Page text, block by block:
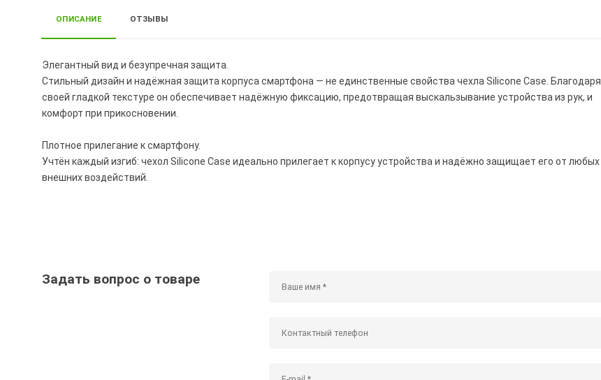
ОПИСАНИЕ ОТЗЫВЫ
Элегантный вид и безупречная защита.
Стильный дизайн и надёжная защита корпуса смартфона — не единственные свойства чехла Silicone Case. Благодаря
своей гладкой текстуре он обеспечивает надёжную фиксацию, предотвращая выскальзывание устройства из рук, и
комфорт при прикосновении.
Плотное прилегание к смартфону.
Учтён каждый изгиб: чехол Silicone Case идеально прилегает к корпусу устройства и надёжно защищает его от любых
внешних воздействий.
Задать вопрос о товаре